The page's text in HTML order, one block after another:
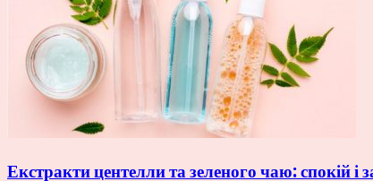
Екстракти центелли та зеленого чаю: спокій і